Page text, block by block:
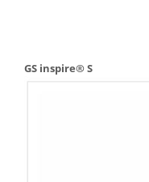
GS inspire® S